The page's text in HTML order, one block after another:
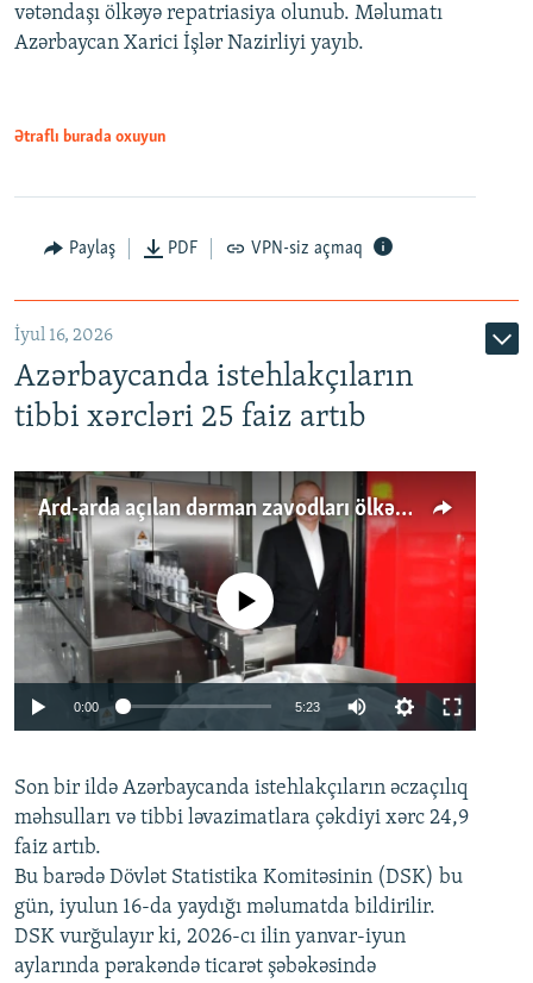
vətəndaşı ölkəyə repatriasiya olunub. Məlumatı
Azərbaycan Xarici İşlər Nazirliyi yayıb.
Ətraflı burada oxuyun
Paylaş PDF VPN-siz açmaq
İyul 16, 2026
Azərbaycanda istehlakçıların
tibbi xərcləri 25 faiz artıb
Ard-arda açılan dərman zavodları ölkənin tələbatını ödəyirmi?
Auto 240p 360p 480p
720p 1080p
No media source currently available
0:00 5:23
360p
480p
720p
1080p
Son bir ildə Azərbaycanda istehlakçıların əczaçılıq
məhsulları və tibbi ləvazimatlara çəkdiyi xərc 24,9
faiz artıb.
Bu barədə Dövlət Statistika Komitəsinin (DSK) bu
gün, iyulun 16-da yaydığı məlumatda bildirilir.
DSK vurğulayır ki, 2026-cı ilin yanvar-iyun
aylarında pərakəndə ticarət şəbəkəsində